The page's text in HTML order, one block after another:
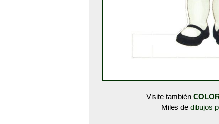
Visite también
Miles de dibujos